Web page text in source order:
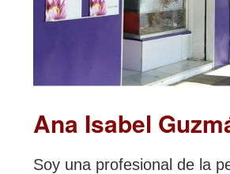
Ana Isabel
Soy una profesional de la